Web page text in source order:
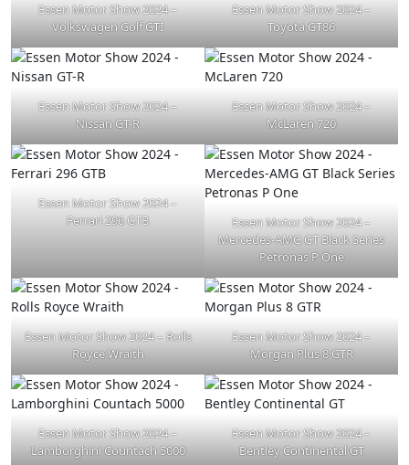
Essen Motor Show 2024 –
Volkswagen Golf GTI
Essen Motor Show 2024 –
Toyota GT86
Essen Motor Show 2024 –
Nissan GT-R
Essen Motor Show 2024 –
McLaren 720
Essen Motor Show 2024 –
Ferrari 296 GTB
Essen Motor Show 2024 –
Mercedes-AMG GT Black Series
Petronas P One
Essen Motor Show 2024 – Rolls
Royce Wraith
Essen Motor Show 2024 –
Morgan Plus 8 GTR
Essen Motor Show 2024 –
Lamborghini Countach 5000
Essen Motor Show 2024 –
Bentley Continental GT